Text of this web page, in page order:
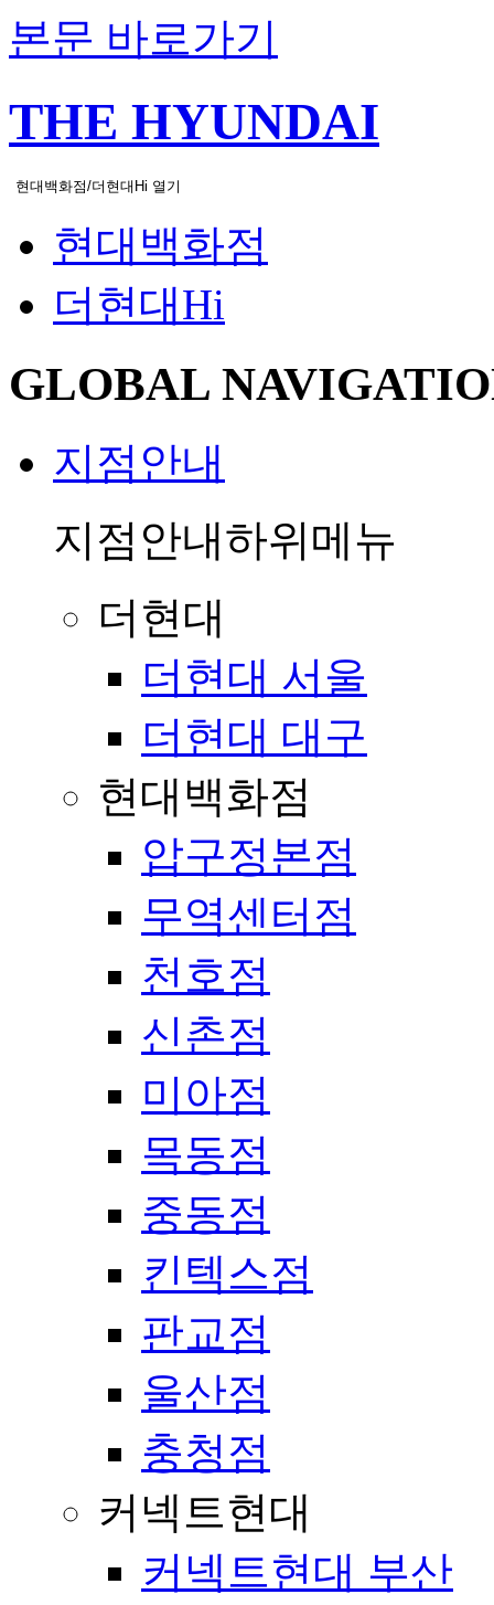
본문 바로가기
THE HYUNDAI
현대백화점/더현대Hi 열기
현대백화점
더현대Hi
GLOBAL
지점안내
지점안내하위메뉴
더현대
더현대 서울
더현대 대구
현대백화점
압구정본점
무역센터점
천호점
신촌점
미아점
목동점
중동점
킨텍스점
판교점
울산점
충청점
커넥트현대
커넥트현대 부산